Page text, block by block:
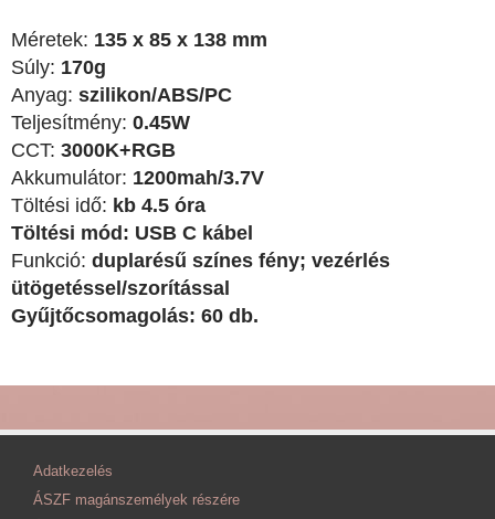
Méretek: 135 x 85 x 138 mm
Súly: 170g
Anyag: szilikon/ABS/PC
Teljesítmény: 0.45W
CCT: 3000K+RGB
Akkumulátor: 1200mah/3.7V
Töltési idő: kb 4.5 óra
Töltési mód: USB C kábel
Funkció: duplarésű színes fény; vezérlés
ütögetéssel/szorítással
Gyűjtőcsomagolás: 60 db.
Adatkezelés
ÁSZF magánszemélyek részére